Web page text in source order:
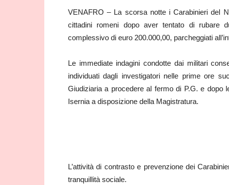
VENAFRO – La scorsa notte i Carabinieri del
cittadini romeni dopo aver tentato di rubare
complessivo di euro 200.000,00, parcheggiati
Le immediate indagini condotte dai militari
individuati dagli investigatori nelle prime ore
Giudiziaria a procedere al fermo di P.G. e
Isernia a disposizione della Magistratura.
L’attività di contrasto e prevenzione dei
tranquillità sociale.